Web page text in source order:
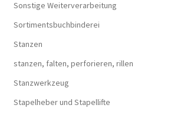
Sonstige Weiterverarbeitung
Sortimentsbuchbinderei
Stanzen
stanzen, falten, perforieren, rillen
Stanzwerkzeug
Stapelheber und Stapellifte